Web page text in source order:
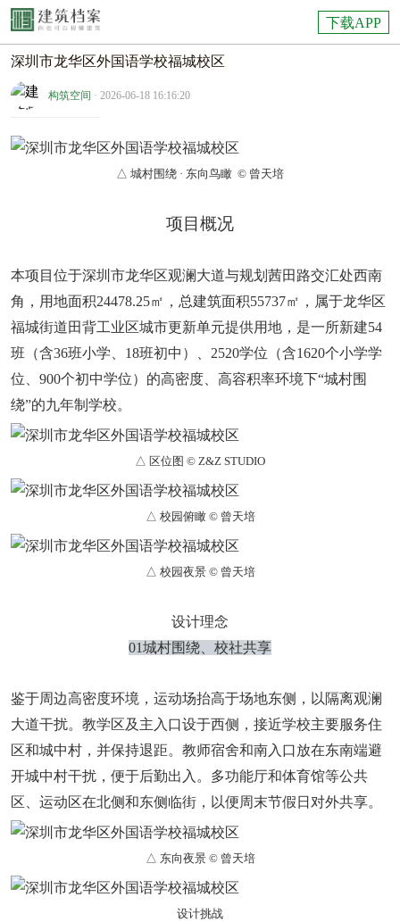
下载APP
深圳市龙华区外国语学校福城校区
构筑空间 · 2026-06-18 16:16:20
△ 城村围绕 · 东向鸟瞰 © 曾天培
项目概况
本项目位于深圳市龙华区观澜大道与规划茜田路交汇处西南
角，用地面积24478.25㎡，总建筑面积55737㎡，属于龙华区
福城街道田背工业区城市更新单元提供用地，是一所新建54
班（含36班小学、18班初中）、2520学位（含1620个小学学
位、900个初中学位）的高密度、高容积率环境下“城村围
绕”的九年制学校。
△ 区位图 © Z&Z STUDIO
△ 校园俯瞰 © 曾天培
△ 校园夜景 © 曾天培
设计理念
01城村围绕、校社共享
鉴于周边高密度环境，运动场抬高于场地东侧，以隔离观澜
大道干扰。教学区及主入口设于西侧，接近学校主要服务住
区和城中村，并保持退距。教师宿舍和南入口放在东南端避
开城中村干扰，便于后勤出入。多功能厅和体育馆等公共
区、运动区在北侧和东侧临街，以便周末节假日对外共享。
△ 东向夜景 © 曾天培
设计挑战